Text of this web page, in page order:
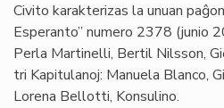
Civito karakterizas la unuan
Esperanto” numero 2378 (junio
Perla Martinelli, Bertil Nilsson,
tri Kapitulanoj: Manuela Blanco,
Lorena Bellotti, Konsulino.